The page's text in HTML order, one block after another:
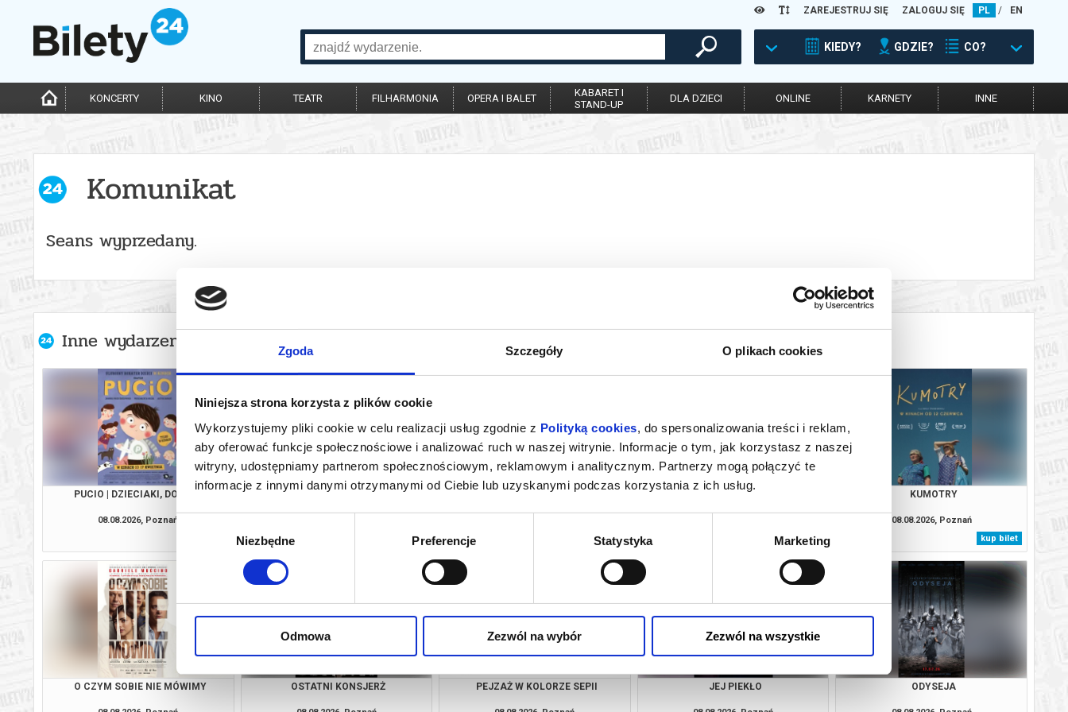
Zgoda Szczegóły O plikach cookies
Niniejsza strona korzysta z plików cookie
Wykorzystujemy pliki cookie w celu realizacji usług zgodnie z Polityką cookies, do spersonalizowania treści i reklam,
aby oferować funkcje społecznościowe i analizować ruch w naszej witrynie. Informacje o tym, jak korzystasz z naszej
witryny, udostępniamy partnerom społecznościowym, reklamowym i analitycznym. Partnerzy mogą połączyć te
informacje z innymi danymi otrzymanymi od Ciebie lub uzyskanymi podczas korzystania z ich usług.
Wybór
Niezbędne Preferencje Statystyka Marketing
Odmowa Zezwól na wybór Zezwól na wszystkie
ZAREJESTRUJ SIĘ ZALOGUJ SIĘ PL / EN
KIEDY? GDZIE? CO?
KONCERTY KINO TEATR FILHARMONIA OPERA I BALET
KABARET I
STAND-UP
DLA DZIECI ONLINE KARNETY INNE
Komunikat
Seans wyprzedany.
Inne wydarzenia organizatora
PUCIO | DZIECIAKI, DO KINA!
08.08.2026, Poznań
CHŁOPIEC NA KRAŃCACH ŚWIATA |
kup bilet
GÓRA MOCY | DZIECIAKI, DO KINA!
kup bilet
OJCZYZNA
kup bilet
KUMOTRY
08.08.2026, Poznań
kup bilet
O CZYM SOBIE NIE MÓWIMY OSTATNI KONSJERŻ PEJZAŻ W KOLORZE SEPII JEJ PIEKŁO ODYSEJA